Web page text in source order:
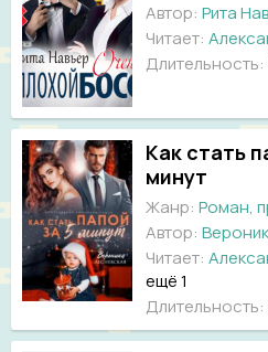
Автор: Рита
Читает:
Длительность:
Как стать
минут
Жанр: Роман,
Автор:
Читает:
ещё 1
Длительность: